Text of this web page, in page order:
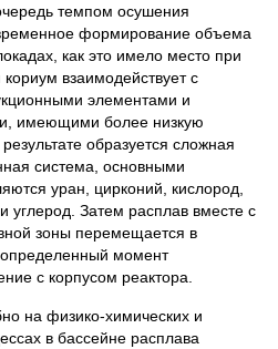
темпом осушения
формирование объема
как это имело место при
взаимодействует с
элементами и
имеющими более низкую
образуется сложная
система, основными
уран, цирконий, кислород,
углерод. Затем расплав вместе с
зоны перемещается в
момент
с корпусом реактора.
на физико-химических и
в бассейне расплава